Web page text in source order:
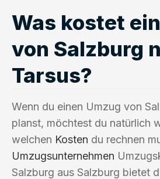
Was kostet
von Salzburg
Tarsus?
Wenn du einen Umzug von
planst, möchtest du natürlich
welchen Kosten du rechnen
Umzugsunternehmen
Salzburg aus Salzburg bietet